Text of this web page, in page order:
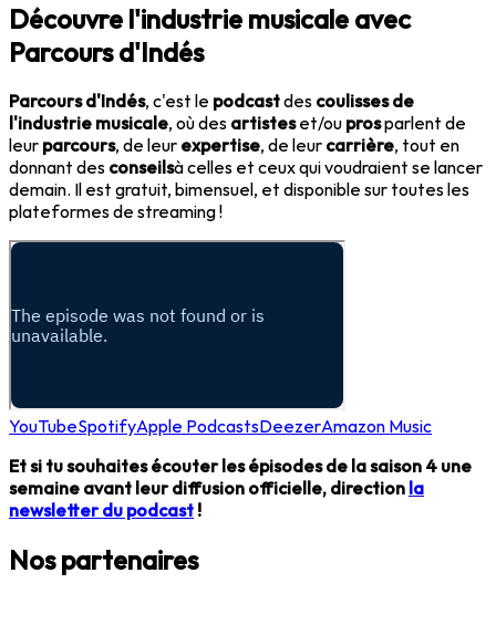
Découvre l'industrie musicale avec
Parcours d'Indés
Parcours d'Indés, c'est le podcastdes coulisses de
l'industrie musicale, où des artisteset/ou prosparlent de
leur parcours, de leur expertise, de leur carrière, tout en
donnant des conseilsà celles et ceux qui voudraient se lancer
demain. Il est gratuit, bimensuel, et disponible sur toutes les
plateformes de streaming !
YouTubeSpotifyApple PodcastsDeezerAmazon Music
Et si tu souhaites écouter les épisodes de la saison 4 une
semaine avant leur diffusion officielle, direction la
newsletter du podcast !
Nos partenaires